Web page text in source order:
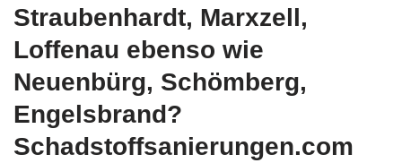
Straubenhardt, Marxzell,
Loffenau ebenso wie
Neuenbürg, Schömberg,
Engelsbrand?
Schadstoffsanierungen.com